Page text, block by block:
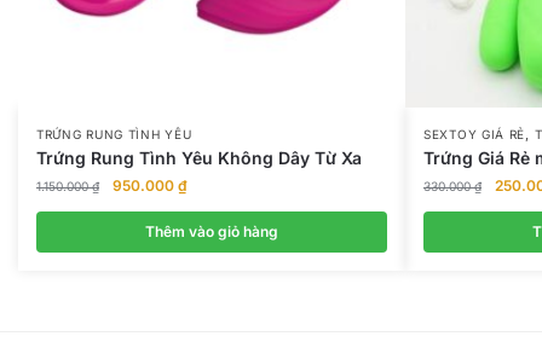
TRỨNG RUNG TÌNH YÊU
Trứng Rung Tình Yêu Không Dây Từ Xa
1.150.000₫
Giá
1.150.000 ₫.
950.000 ₫Giá
tại
là:
Thêm vào giỏ hàng
SEXTOY GIÁ RẺ
Trứng Giá Rẻ
330.000₫
Giá